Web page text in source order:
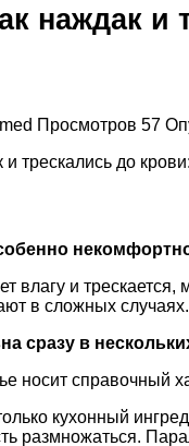
наждак
Просмотров 57
влагу и
в сложных
сразу в
носит справочный
кухонный
размножаться.